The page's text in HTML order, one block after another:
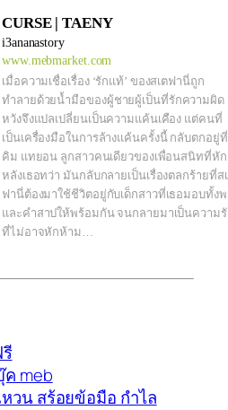
CURSE | TAENY
i3ananastory
www.mebmarket.com
เมื่อความเชื่อเรื่อง ‘รักแท้’ ของสเตฟานี่ถูก
ทำลายด้วยน้ำมือของผู้ชายผู้เป็นที่รักความผิด
หวังจึงแปลเปลี่ยนเป็นความแค้นเคือง แต่คนที่
เป็นเครื่องมือในการล้างแค้นครั้งนี้ กลับตกอยู่ที่
คิม แทยอน ลูกสาวคนเดียวของเพื่อนสนิทที่หัก
หลังเธอทว่า มันกลับกลายเป็นเรื่องตลกร้ายที่ส
ฟานี่ต้องมาใช้ชีวิตอยู่กับเด็กสาวที่เธอมอบทั้ง
และคำสาปให้พร้อมกัน จนกลายมาเป็นความ
ที่ไม่อาจหักห้าม…
ค meb
หวน สร้อยข้อมือ กำไล